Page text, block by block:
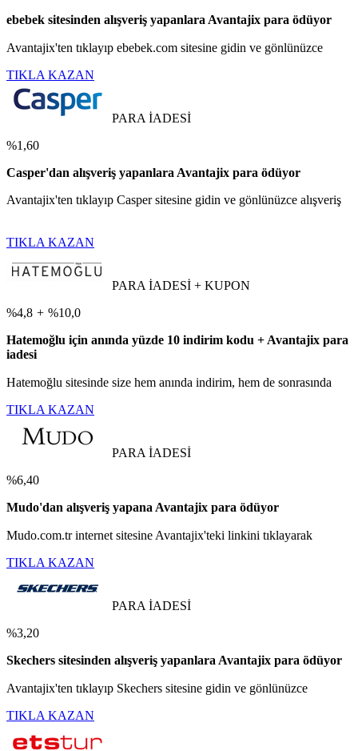
ebebek sitesinden alışveriş yapanlara Avantajix para ödüyor
Avantajix'ten tıklayıp ebebek.com sitesine gidin ve gönlünüzce
TIKLA KAZAN
PARA İADESİ
%1,60
Casper'dan alışveriş yapanlara Avantajix para ödüyor
Avantajix'ten tıklayıp Casper sitesine gidin ve gönlünüzce alışveriş
TIKLA KAZAN
PARA İADESİ + KUPON
%4,8 + %10,0
Hatemoğlu için anında yüzde 10 indirim kodu + Avantajix para
iadesi
Hatemoğlu sitesinde size hem anında indirim, hem de sonrasında
TIKLA KAZAN
PARA İADESİ
%6,40
Mudo'dan alışveriş yapana Avantajix para ödüyor
Mudo.com.tr internet sitesine Avantajix'teki linkini tıklayarak
TIKLA KAZAN
PARA İADESİ
%3,20
Skechers sitesinden alışveriş yapanlara Avantajix para ödüyor
Avantajix'ten tıklayıp Skechers sitesine gidin ve gönlünüzce
TIKLA KAZAN